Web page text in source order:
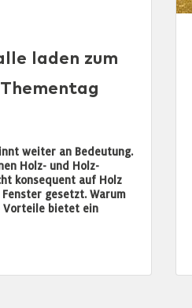
laden zum
weiter an Bedeutung.
Holz- und Holz-
konsequent auf Holz
gesetzt. Warum
Vorteile bietet ein